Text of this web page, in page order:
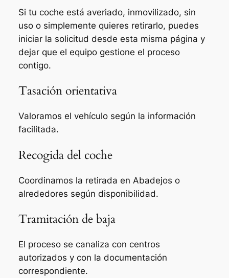
Si tu coche está averiado, inmovilizado, sin
uso o simplemente quieres retirarlo, puedes
iniciar la solicitud desde esta misma página y
dejar que el equipo gestione el proceso
contigo.
Tasación orientativa
Valoramos el vehículo según la información
facilitada.
Recogida del coche
Coordinamos la retirada en Abadejos o
alrededores según disponibilidad.
Tramitación de baja
El proceso se canaliza con centros
autorizados y con la documentación
correspondiente.